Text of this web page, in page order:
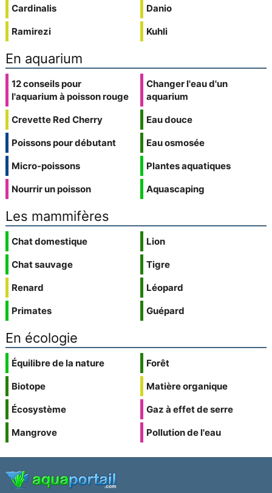
Cardinalis
Ramirezi
Danio
Kuhli
En aquarium
12 conseils pour
l'aquarium à poisson rouge
Crevette Red Cherry
Poissons pour débutant
Micro-poissons
Nourrir un poisson
Changer l'eau d'un
aquarium
Eau douce
Eau osmosée
Plantes aquatiques
Aquascaping
Les mammifères
Chat domestique
Chat sauvage
Renard
Primates
Lion
Tigre
Léopard
Guépard
En écologie
Équilibre de la nature
Biotope
Écosystème
Mangrove
Forêt
Matière organique
Gaz à effet de serre
Pollution de l'eau